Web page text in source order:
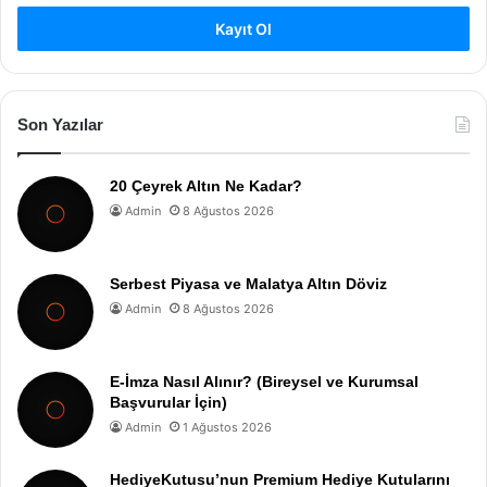
Kayıt Ol
Son Yazılar
20 Çeyrek Altın Ne Kadar?
Admin 8 Ağustos 2026
Serbest Piyasa ve Malatya Altın Döviz
Admin 8 Ağustos 2026
E-İmza Nasıl Alınır? (Bireysel ve Kurumsal
Başvurular İçin)
Admin 1 Ağustos 2026
HediyeKutusu’nun Premium Hediye Kutularını